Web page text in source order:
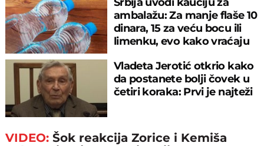
ambalažu: Za manje flaše 10
dinara, 15 za veću bocu ili
limenku, evo kako vraćaju
Vladeta Jerotić otkrio kako
da postanete bolji čovek u
četiri koraka: Prvi je najteži
VIDEO:Šok reakcija Zorice i Kemiša